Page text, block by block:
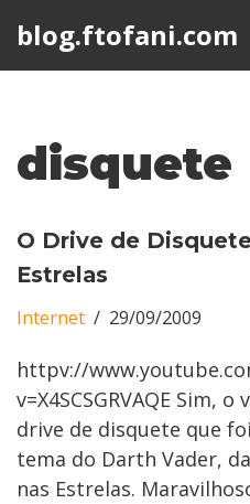
blog.ftofani.com
disquete
O Drive de
Estrelas
Internet 29/09/2009
httpv://
v=X4SCSGRVAQE Sim,
drive de disquete que
tema do Darth Vader,
nas Estrelas.